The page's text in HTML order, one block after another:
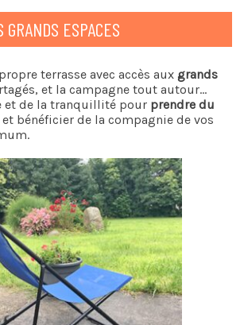
ESPACES
terrasse avec accès aux grands
et la campagne tout autour…
et de la tranquillité pour prendre du
et bénéficier de la compagnie de vos